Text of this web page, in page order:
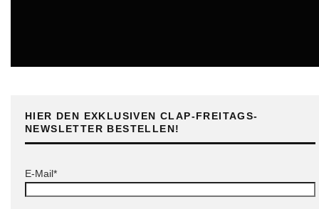
HIER DEN EXKLUSIVEN CLAP-FREITAGS-
NEWSLETTER BESTELLEN!
E-Mail*